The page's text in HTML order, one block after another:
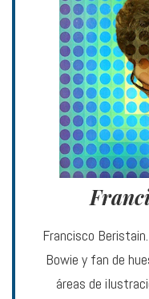
Francisco
Bowie y fan de
áreas de